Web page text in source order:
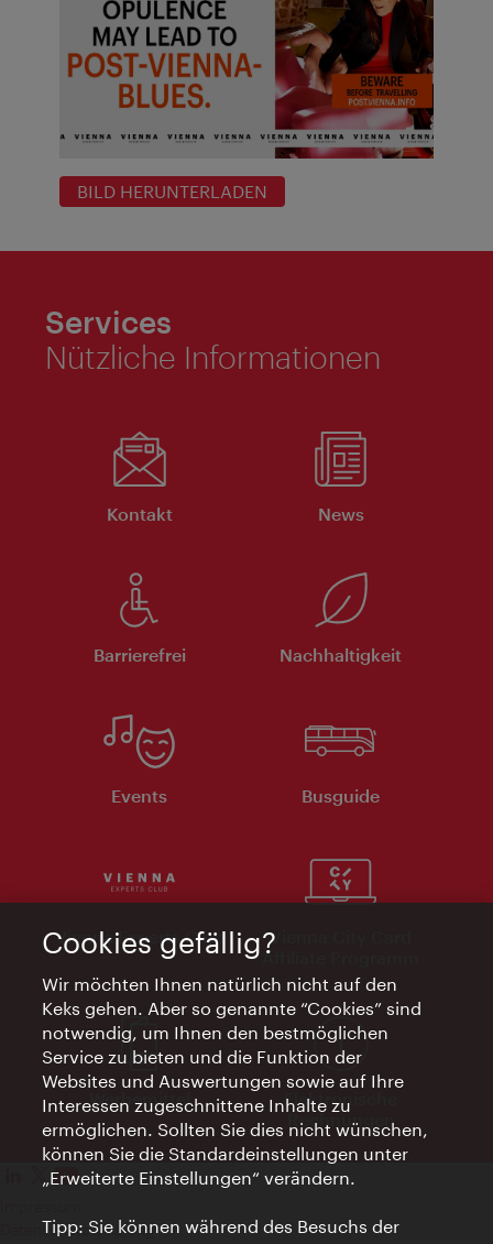
BILD HERUNTERLADEN
Services
Nützliche Informationen
Kontakt News
Barrierefrei Nachhaltigkeit
Events Busguide
Vienna Experts Club
Vienna City Card
Affiliate Programm
Werbemittel
Elektronische
Rechnungen
Datenschutzerklärung
Cookies gefällig?
Wir möchten Ihnen natürlich nicht auf den
Keks gehen. Aber so genannte “Cookies” sind
notwendig, um Ihnen den bestmöglichen
Service zu bieten und die Funktion der
Websites und Auswertungen sowie auf Ihre
Interessen zugeschnittene Inhalte zu
ermöglichen. Sollten Sie dies nicht wünschen,
können Sie die Standardeinstellungen unter
„Erweiterte Einstellungen“ verändern.
Tipp: Sie können während des Besuchs der